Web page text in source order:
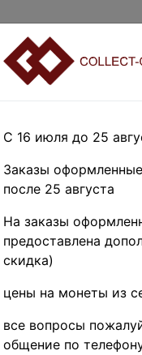
Home Stamps
Королевство • 1921-
D. •
выпуск
С 16 июля до 25
Заказы
после 25 августа
На заказы
предоставлена
скидка)
цены на монеты из
все вопросы
общение по